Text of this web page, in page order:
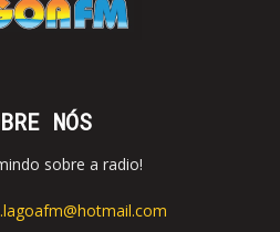
NÓS
sobre a radio!